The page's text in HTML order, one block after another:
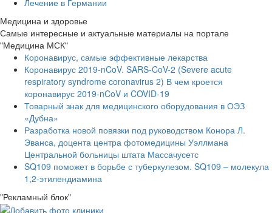
Медицина и здоровье
Самые интересные и актуальные материалы на портале
"Медицина МСК"
Коронавирус, самые эффективные лекарства
Коронавирус 2019-nCoV. SARS-CoV-2 (Severe acute
respiratory syndrome coronavirus 2) В чем кроется
коронавирус 2019-nCoV и COVID-19
Товарный знак для медицинского оборудования в ОЭЗ
«Дубна»
Разработка новой повязки под руководством Конора Л.
Эванса, доцента центра фотомедицины Уэллмана
Центральной больницы штата Массачусетс
SQ109 поможет в борьбе с туберкулезом. SQ109 – молекула
1,2-этилендиамина
"Рекламный блок"